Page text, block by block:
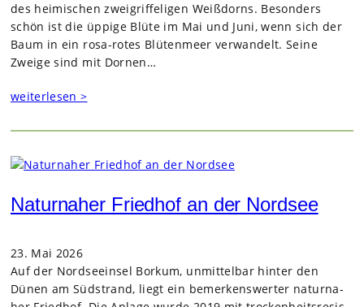
des hei­mi­schen zwei­grif­fe­li­gen Weiß­dorns. Beson­ders
schön ist die üppige Blüte im Mai und Juni, wenn sich der
Baum in ein rosa-rotes Blü­ten­meer ver­wan­delt. Seine
Zweige sind mit Dor­nen…
weiterlesen >
Naturnaher Friedhof an der Nordsee
23. Mai 2026
Auf der Nord­see­insel Bor­kum, unmit­tel­bar hin­ter den
Dünen am Süd­strand, liegt ein bemer­kens­wer­ter natur­na­